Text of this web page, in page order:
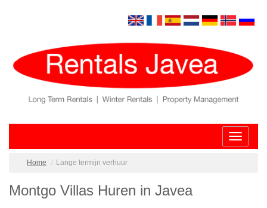
Toggle
Home
Lange termijn verhuur
Montgo Villas Huren in Javea